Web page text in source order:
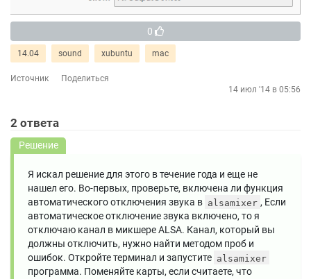
0
14.04 sound xubuntu mac
Источник
Поделиться
14 июл '14 в 05:56
2 ответа
Решение
Я искал решение для этого в течение года и еще не
нашел его. Во-первых, проверьте, включена ли функция
автоматического отключения звука в alsamixer , Если
автоматическое отключение звука включено, то я
отключаю канал в микшере ALSA. Канал, который вы
должны отключить, нужно найти методом проб и
ошибок. Откройте терминал и запустите alsamixer
программа. Поменяйте карты, если считаете, что